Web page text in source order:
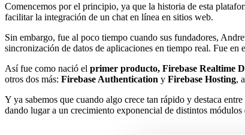
Comencemos por el principio, ya que la historia de esta
facilitar la integración de un chat en línea en sitios web.
Sin embargo, fue al poco tiempo cuando sus fundadores,
sincronización de datos de aplicaciones en tiempo real. Fue
Así fue como nació el primer producto, Firebase Realtime
otros dos más: Firebase Authentication y Firebase Hosting,
Y ya sabemos que cuando algo crece tan rápido y destaca
dando lugar a un crecimiento exponencial de distintos